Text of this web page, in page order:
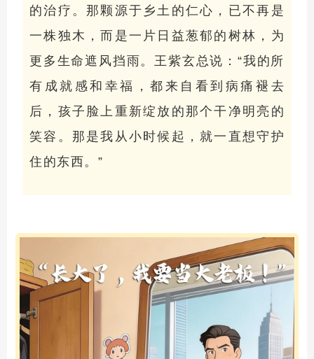
的治疗。那颗源于乡土的仁心，已不再是
一株独木，而是一片日益葱郁的树林，为
更多生命遮风挡雨。王紫玄总说：“我的所
有成就感和幸福，都来自看到病痛褪去
后，孩子脸上重新绽放的那个干净明亮的
笑容。那是我从小时候起，就一直想守护
住的东西。”